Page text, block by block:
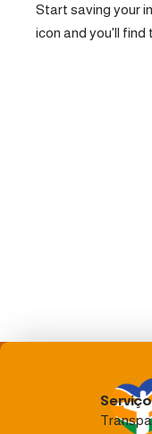
Start saving your
icon and you'll find